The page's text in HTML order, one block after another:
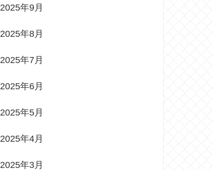
2025年9月
2025年8月
2025年7月
2025年6月
2025年5月
2025年4月
2025年3月